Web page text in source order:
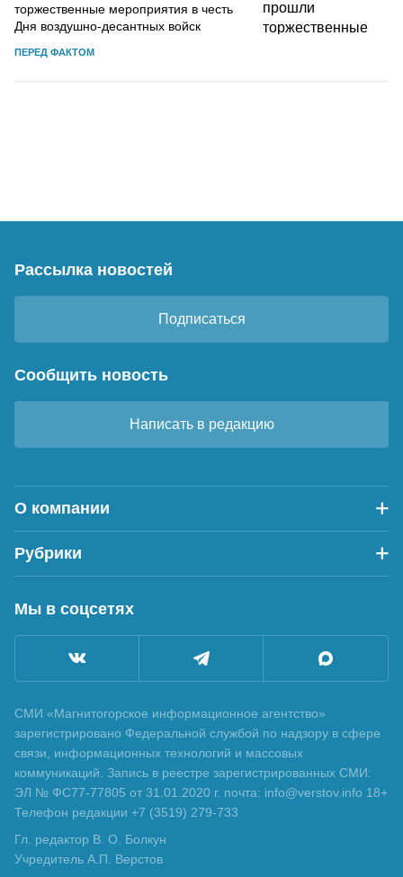
торжественные мероприятия в честь
Дня воздушно-десантных войск
ПЕРЕД ФАКТОМ
Рассылка новостей
Подписаться
Сообщить новость
Написать в редакцию
О компании
Рубрики
Мы в соцсетях
СМИ «Магнитогорское информационное агентство»
зарегистрировано Федеральной службой по надзору в сфере
связи, информационных технологий и массовых
коммуникаций. Запись в реестре зарегистрированных СМИ:
ЭЛ № ФС77-77805 от 31.01.2020 г. почта: info@verstov.info 18+
Телефон редакции +7 (3519) 279-733
Гл. редактор В. О. Болкун
Учредитель А.П. Верстов